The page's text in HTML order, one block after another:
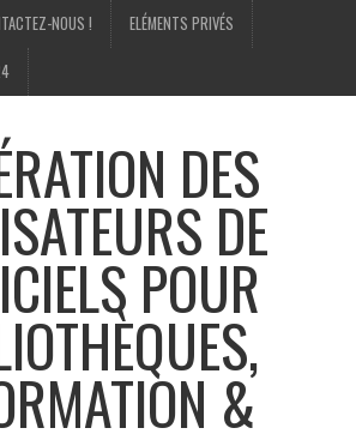
NOUS ! ELÉMENTS PRIVÉS
DES
DE
POUR
&